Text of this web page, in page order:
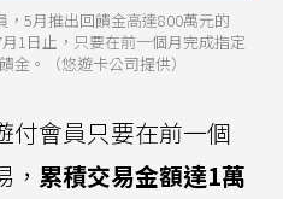
5月推出回饋金高達800萬元的
1日止，只要在前一個月完成指定
金。（悠遊卡公司提供）
付會員只要在前一個
累積交易金額達1萬